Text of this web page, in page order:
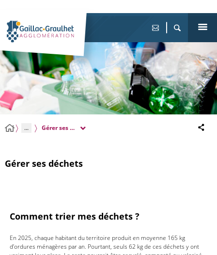
... Gérer ses déchets
Gérer ses déchets
Comment trier mes déchets ?
En 2025, chaque habitant du territoire produit en moyenne 165 kg
d’ordures ménagères par an. Pourtant, seuls 62 kg de ces déchets y ont